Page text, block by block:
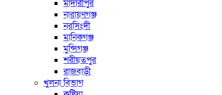
মাদারীপুর
নারায়ণগঞ্জ
নরসিংদী
মানিকগঞ্জ
মুন্সিগঞ্জ
শরীয়তপুর
রাজবাড়ী
খুলনা বিভাগ